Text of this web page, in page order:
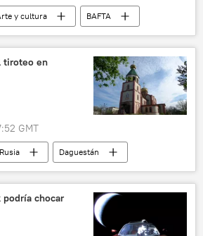
y cultura
BAFTA
acoso sexual
noticias
tiroteo en
GMT
Rusia
Daguestán
noticias
podría chocar